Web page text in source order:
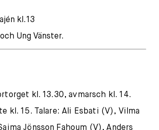
kl.13
Ung Vänster.
kl. 13.30, avmarsch kl. 14.
kl. 15. Talare: Ali Esbati (V), Vilma
Jönsson Fahoum (V), Anders